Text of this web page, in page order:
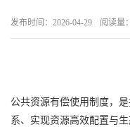
发布时间：2026-04-29 阅读量
公共资源有偿使用制度，
系、实现资源高效配置与